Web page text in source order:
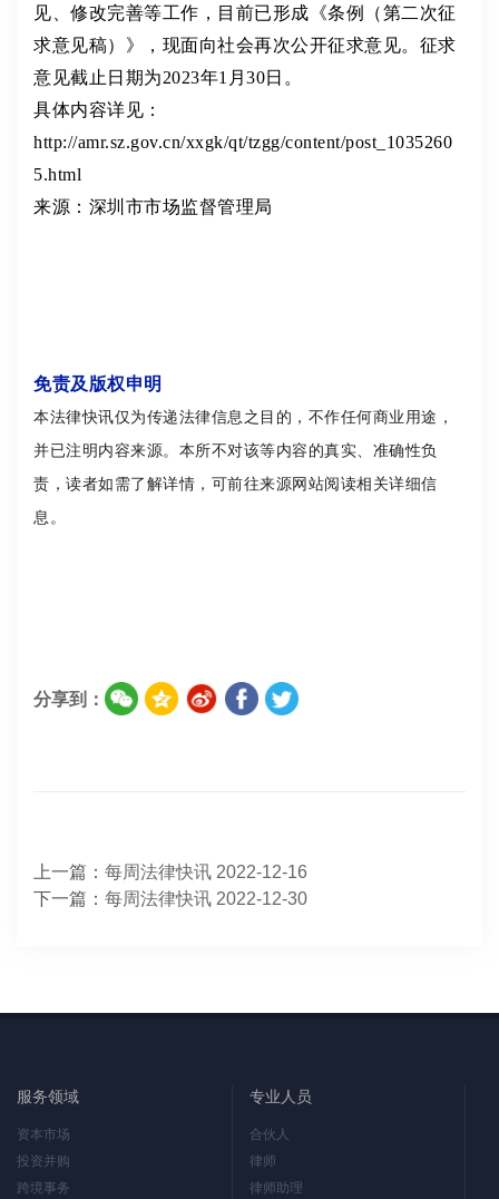
见、修改完善等工作，目前已形成《条例（第二次征
求意见稿）》，现面向社会再次公开征求意见。征求
意见截止日期为2023年1月30日。
具体内容详见：
http://amr.sz.gov.cn/xxgk/qt/tzgg/content/post_1035260
5.html
来源：深圳市市场监督管理局
免责及版权申明
本法律快讯仅为传递法律信息之目的，不作任何商业用途，
并已注明内容来源。本所不对该等内容的真实、准确性负
责，读者如需了解详情，可前往来源网站阅读相关详细信
息。
分享到：
上一篇： 每周法律快讯 2022-12-16
下一篇： 每周法律快讯 2022-12-30
服务领域
资本市场
投资并购
跨境事务
专业人员
合伙人
律师
律师助理